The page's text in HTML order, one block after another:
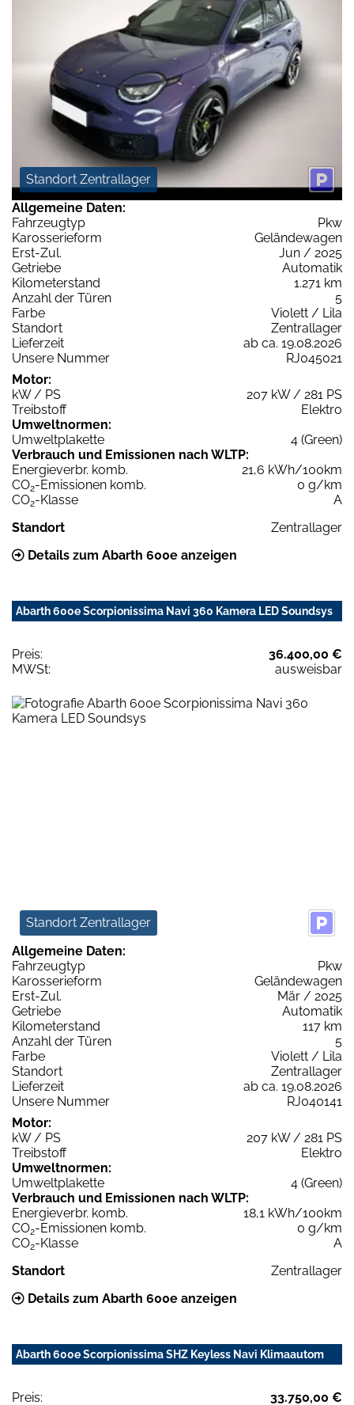
Standort Zentrallager
Allgemeine Daten:
Fahrzeugtyp
Pkw
Karosserieform
Geländewagen
Erst-Zul.
Jun / 2025
Getriebe
Automatik
Kilometerstand
1.271 km
Anzahl der Türen
5
Farbe
Violett / Lila
Standort
Zentrallager
Lieferzeit
ab ca. 19.08.2026
Unsere Nummer
RJ045021
Motor:
kW / PS
207 kW / 281 PS
Treibstoff
Elektro
Umweltnormen:
Umweltplakette
4 (Green)
Verbrauch und Emissionen nach WLTP:
Energieverbr. komb.
21,6 kWh/100km
CO2-Emissionen komb.
0 g/km
CO2-Klasse
A
Standort
Zentrallager
Details zum Abarth 600e anzeigen
Abarth 600e Scorpionissima Navi 360 Kamera LED Soundsys
Preis:
36.400,00 €
MWSt:
ausweisbar
Standort Zentrallager
Allgemeine Daten:
Fahrzeugtyp
Pkw
Karosserieform
Geländewagen
Erst-Zul.
Mär / 2025
Getriebe
Automatik
Kilometerstand
117 km
Anzahl der Türen
5
Farbe
Violett / Lila
Standort
Zentrallager
Lieferzeit
ab ca. 19.08.2026
Unsere Nummer
RJ040141
Motor:
kW / PS
207 kW / 281 PS
Treibstoff
Elektro
Umweltnormen:
Umweltplakette
4 (Green)
Verbrauch und Emissionen nach WLTP:
Energieverbr. komb.
18,1 kWh/100km
CO2-Emissionen komb.
0 g/km
CO2-Klasse
A
Standort
Zentrallager
Details zum Abarth 600e anzeigen
Abarth 600e Scorpionissima SHZ Keyless Navi Klimaautom
Preis: 33.750,00 €